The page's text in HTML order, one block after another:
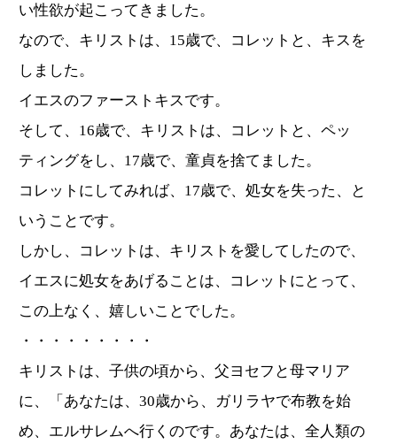
い性欲が起こってきました。
なので、キリストは、15歳で、コレットと、キスを
しました。
イエスのファーストキスです。
そして、16歳で、キリストは、コレットと、ペッ
ティングをし、17歳で、童貞を捨てました。
コレットにしてみれば、17歳で、処女を失った、と
いうことです。
しかし、コレットは、キリストを愛してしたので、
イエスに処女をあげることは、コレットにとって、
この上なく、嬉しいことでした。
・・・・・・・・・
キリストは、子供の頃から、父ヨセフと母マリア
に、「あなたは、30歳から、ガリラヤで布教を始
め、エルサレムへ行くのです。あなたは、全人類の